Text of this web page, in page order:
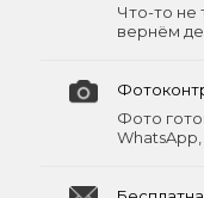
Что-то не
вернём
Фото